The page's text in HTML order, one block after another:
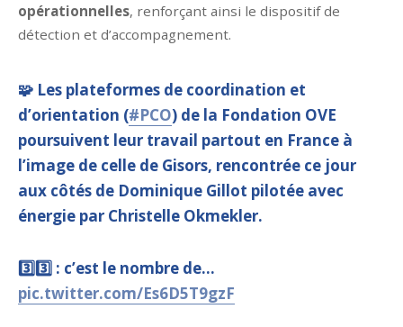
opérationnelles, renforçant ainsi le dispositif de
détection et d’accompagnement.
🧩 Les plateformes de coordination et
d’orientation (#PCO) de la Fondation OVE
poursuivent leur travail partout en France à
l’image de celle de Gisors, rencontrée ce jour
aux côtés de Dominique Gillot pilotée avec
énergie par Christelle Okmekler.
3️⃣3️⃣ : c’est le nombre de…
pic.twitter.com/Es6D5T9gzF